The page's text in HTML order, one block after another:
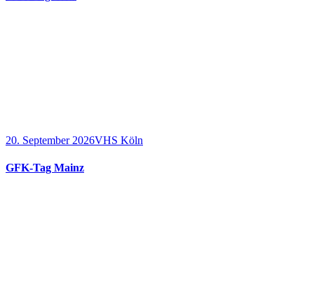
20. September 2026VHS Köln
GFK-Tag Mainz